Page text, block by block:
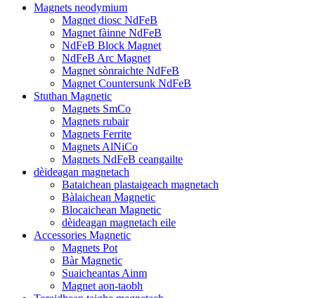
Magnets neodymium
Magnet diosc NdFeB
Magnet fàinne NdFeB
NdFeB Block Magnet
NdFeB Arc Magnet
Magnet sònraichte NdFeB
Magnet Countersunk NdFeB
Stuthan Magnetic
Magnets SmCo
Magnets rubair
Magnets Ferrite
Magnets AlNiCo
Magnets NdFeB ceangailte
dèideagan magnetach
Bataichean plastaigeach magnetach
Bàlaichean Magnetic
Blocaichean Magnetic
dèideagan magnetach eile
Accessories Magnetic
Magnets Pot
Bàr Magnetic
Suaicheantas Ainm
Magnet aon-taobh